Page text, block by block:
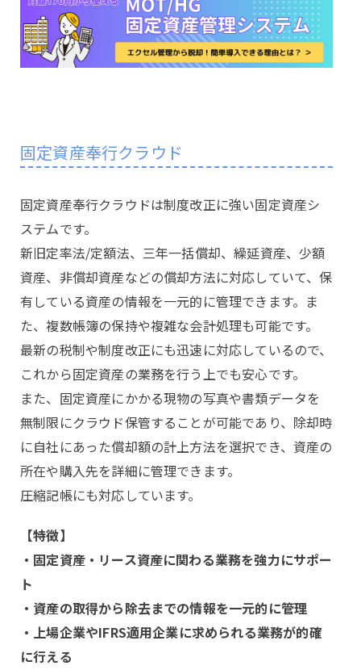
固定資産奉行クラウド
固定資産奉行クラウドは制度改正に強い固定資産シ
ステムです。
新旧定率法/定額法、三年一括償却、繰延資産、少額
資産、非償却資産などの償却方法に対応していて、保
有している資産の情報を一元的に管理できます。ま
た、複数帳簿の保持や複雑な会計処理も可能です。
最新の税制や制度改正にも迅速に対応しているので、
これから固定資産の業務を行う上でも安心です。
また、固定資産にかかる現物の写真や書類データを
無制限にクラウド保管することが可能であり、除却時
に自社にあった償却額の計上方法を選択でき、資産の
所在や購入先を詳細に管理できます。
圧縮記帳にも対応しています。
【特徴】
・固定資産・リース資産に関わる業務を強力にサポー
ト
・資産の取得から除去までの情報を一元的に管理
・上場企業やIFRS適用企業に求められる業務が的確
に行える